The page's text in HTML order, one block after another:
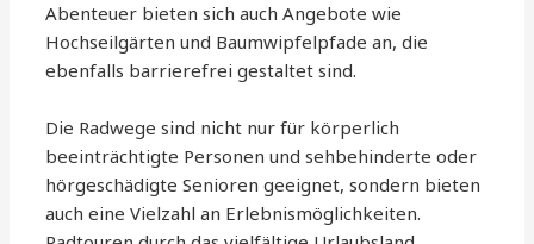
Abenteuer bieten sich auch Angebote wie
Hochseilgärten und Baumwipfelpfade an, die
ebenfalls barrierefrei gestaltet sind.
Die Radwege sind nicht nur für körperlich
beeinträchtigte Personen und sehbehinderte oder
hörgeschädigte Senioren geeignet, sondern bieten
auch eine Vielzahl an Erlebnismöglichkeiten.